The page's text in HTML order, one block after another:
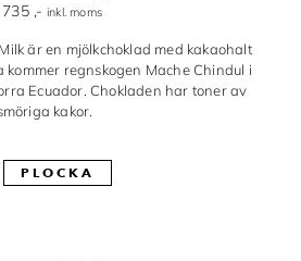
735 ,- inkl. moms
är en mjölkchoklad med kakaohalt
kommer regnskogen Mache Chindul i
Ecuador. Chokladen har toner av
kakor.
PLOCKA